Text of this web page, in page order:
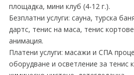
площадка, мини клуб (4-12 г.).
Безплатни услуги: сауна, турска
дартс, тенис на маса, тенис
анимация.
Платени услуги: масажи и СПА
оборудване и осветление за тенис